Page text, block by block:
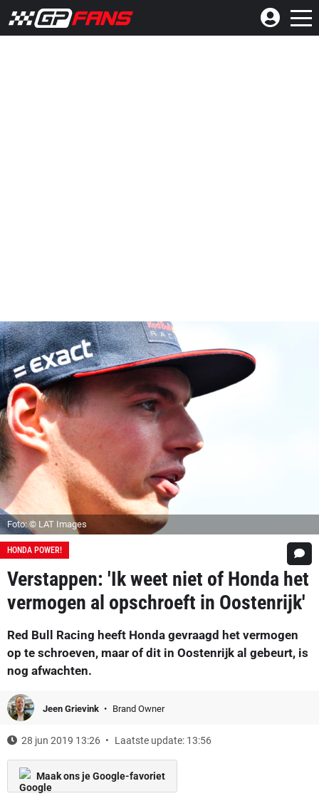
Foto: © LAT Images
HONDA POWER!
Verstappen: 'Ik weet niet of Honda het
vermogen al opschroeft in Oostenrijk'
Red Bull Racing heeft Honda gevraagd het vermogen
op te schroeven, maar of dit in Oostenrijk al gebeurt, is
nog afwachten.
Jeen Grievink Brand Owner
28 jun 2019 13:26 Laatste update: 13:56
Maak ons je Google-favoriet